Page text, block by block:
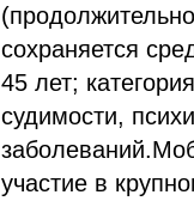
сохраняется
45 лет;
судимости,
участие в